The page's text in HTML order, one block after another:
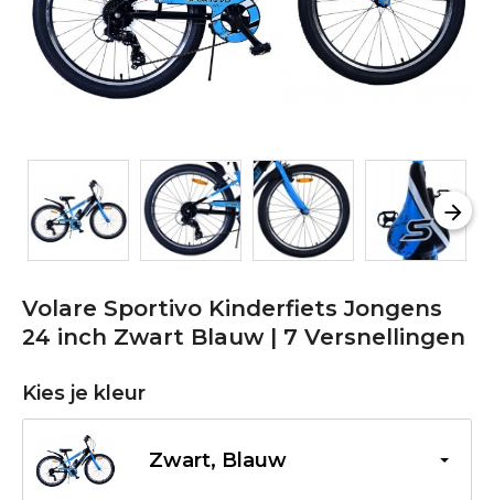
Volare Sportivo Kinderfiets Jongens
24 inch Zwart Blauw | 7 Versnellingen
Kies je kleur
Zwart, Blauw